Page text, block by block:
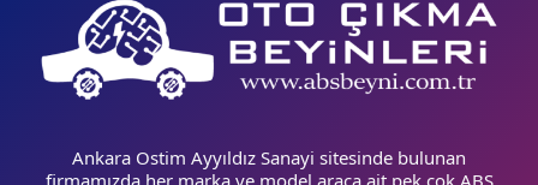
Ankara Ostim Ayyıldız Sanayi sitesinde bulunan
firmamızda her marka ve model araca ait pek çok ABS